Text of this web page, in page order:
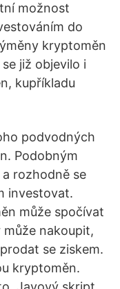
možnost
do
kryptoměn
již objevilo i
kupříkladu
podvodných
Podobným
rozhodně se
investovat.
může spočívat
nakoupit,
se ziskem.
kryptoměn.